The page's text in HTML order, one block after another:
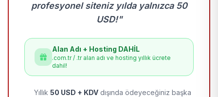
profesyonel siteniz yılda yalnızca 50
USD!"
Alan Adı + Hosting DAHİL
.com.tr / .tr alan adı ve hosting yıllık ücrete
dahil!
Yıllık 50 USD + KDV dışında ödeyeceğiniz başka